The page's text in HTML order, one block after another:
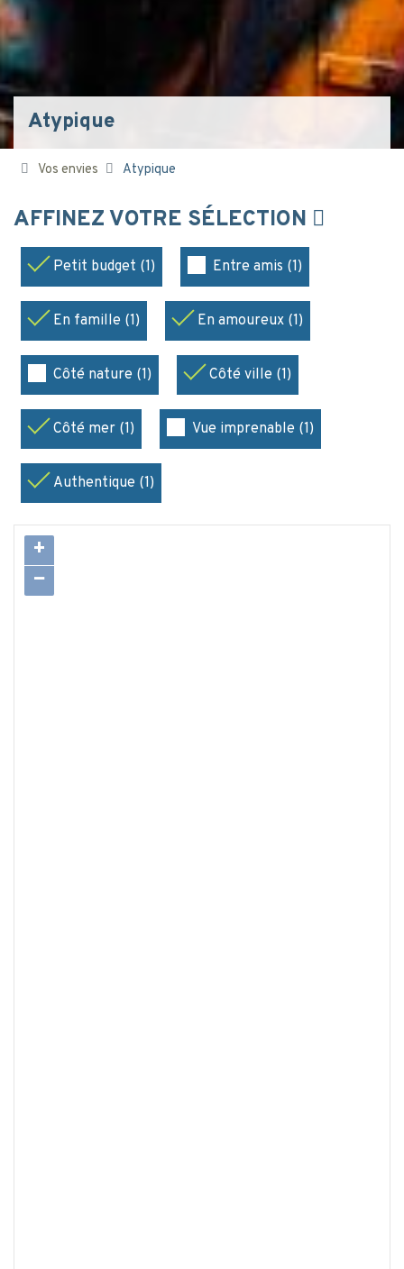
Atypique
Vos envies Atypique
AFFINEZ VOTRE SÉLECTION
Petit budget (1) Entre amis (1)
En famille (1) En amoureux (1)
Côté nature (1) Côté ville (1)
Côté mer (1) Vue imprenable (1)
Authentique (1)
+
−